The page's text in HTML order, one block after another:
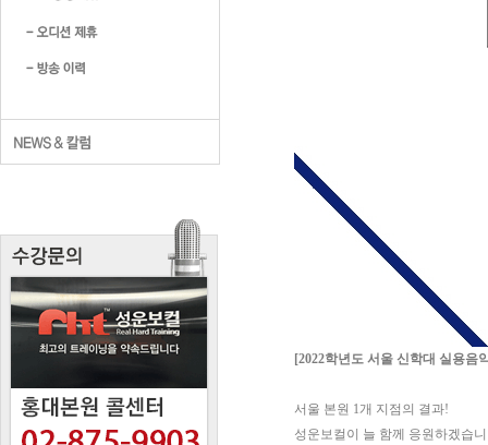
[2022학년도 서울 신학대 실용음
서울 본원 1개 지점의 결과!
성운보컬이 늘 함께 응원하겠습